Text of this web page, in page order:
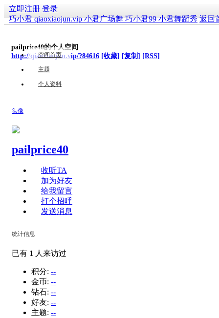
立即注册 登录
巧小君 qiaoxiaojun.vip 小君广场舞 巧小君99 小君舞蹈秀 返回
pailprice40的个人空间
http://qiaoxiaojun.vip/?84616 [收藏] [复制] [RSS]
空间首页
主题
个人资料
头像
pailprice40
收听TA
加为好友
给我留言
打个招呼
发送消息
统计信息
已有 1 人来访过
积分: --
金币: --
钻石: --
好友: --
主题: --